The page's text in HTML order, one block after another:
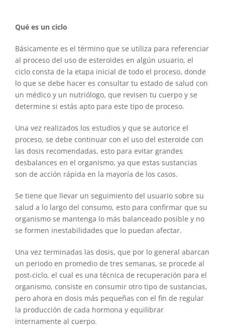
Qué es un ciclo
Básicamente es el término que se utiliza para referenciar
al proceso del uso de esteroides en algún usuario, el
ciclo consta de la etapa inicial de todo el proceso, donde
lo que se debe hacer es consultar tu estado de salud con
un médico y un nutriólogo, que revisen tu cuerpo y se
determine si estás apto para este tipo de proceso.
Una vez realizados los estudios y que se autorice el
proceso, se debe continuar con el uso del esteroide con
las dosis recomendadas, esto para evitar grandes
desbalances en el organismo, ya que estas sustancias
son de acción rápida en la mayoría de los casos.
Se tiene que llevar un seguimiento del usuario sobre su
salud a lo largo del consumo, esto para confirmar que su
organismo se mantenga lo más balanceado posible y no
se formen inestabilidades que lo puedan afectar.
Una vez terminadas las dosis, que por lo general abarcan
un periodo en promedio de tres semanas, se procede al
post-ciclo, el cual es una técnica de recuperación para el
organismo, consiste en consumir otro tipo de sustancias,
pero ahora en dosis más pequeñas con el fin de regular
la producción de cada hormona y equilibrar
internamente al cuerpo.